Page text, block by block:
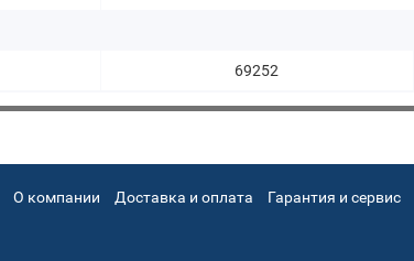
69252
О компании Доставка и оплата Гарантия и сервис